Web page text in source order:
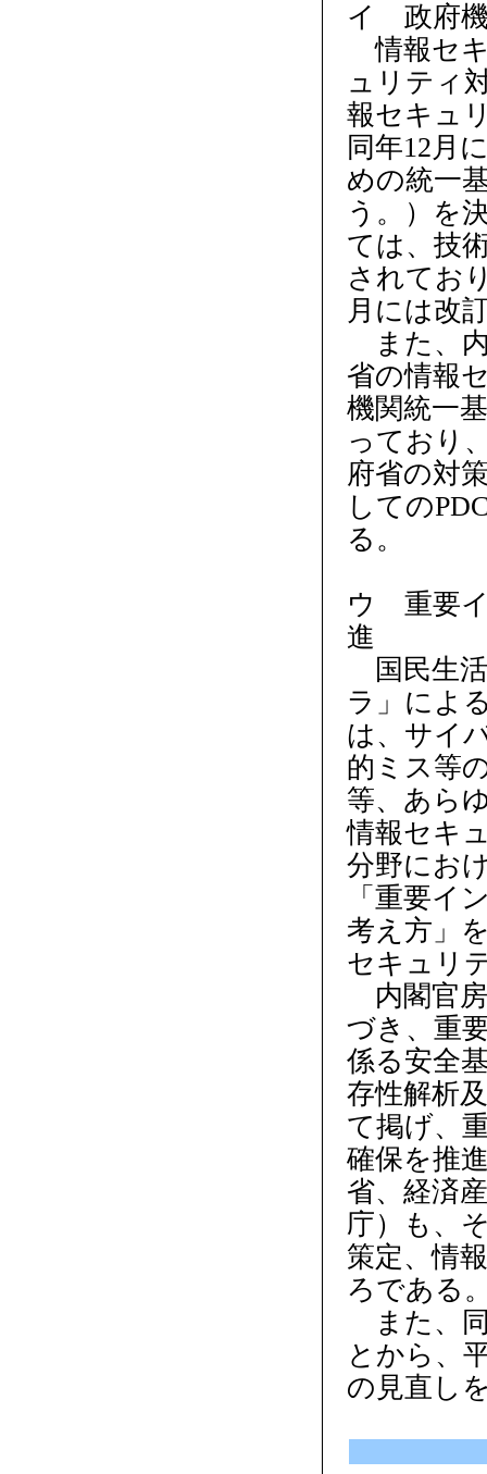
イ 政府機
情報セ
ュリティ
報セキュ
同年12月
めの統一
う。）を
ては、技
されてお
月には改
また、
省の情報
機関統一
っており
府省の対
しての
る。
ウ 重要イ
進
国民生
ラ」によ
は、サイ
的ミス等
等、あら
情報セキ
分野にお
「重要イ
考え方」
セキュリ
内閣官
づき、重
係る安全
存性解析
て掲げ、
確保を推
省、経済
庁）も、
策定、情
ろである
また、
とから、
の見直し